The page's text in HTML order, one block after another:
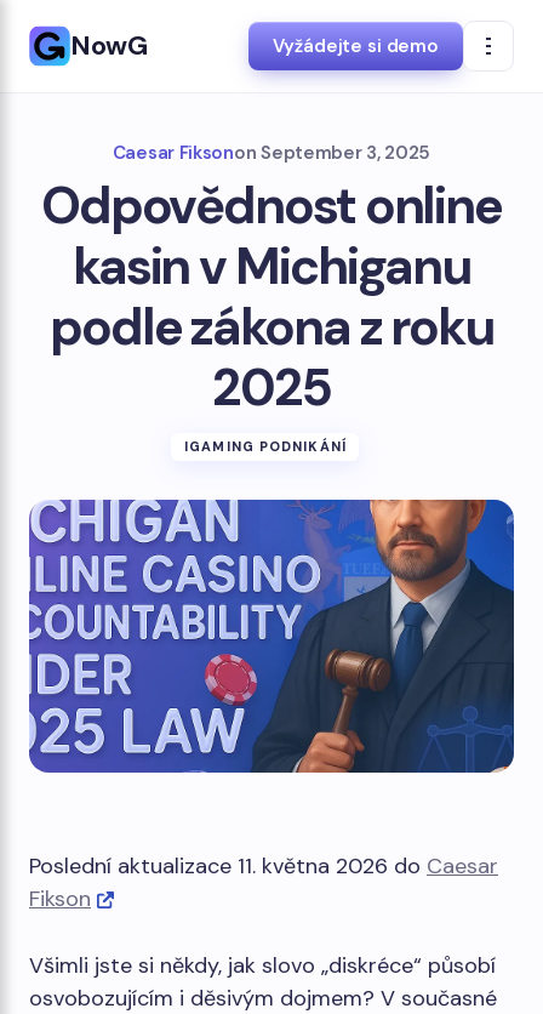
NowG Vyžádejte si demo
Caesar Fiksonon September 3, 2025
Odpovědnost online
kasin v Michiganu
podle zákona z roku
2025
IGAMING PODNIKÁNÍ
Poslední aktualizace 11. května 2026 do Caesar
Fikson
Všimli jste si někdy, jak slovo „diskréce“ působí
osvobozujícím i děsivým dojmem? V současné